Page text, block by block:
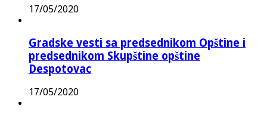
17/05/2020
Gradske vesti sa predsednikom Opštine i
predsednikom Skupštine opštine
Despotovac
17/05/2020